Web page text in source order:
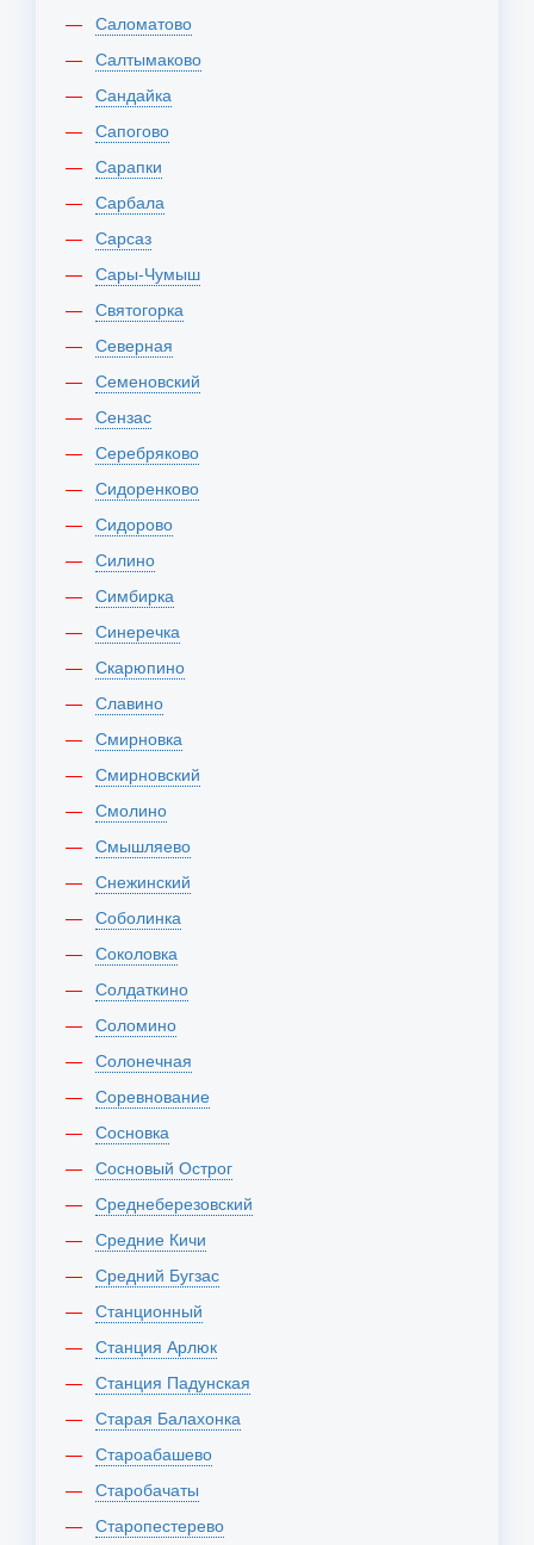
Саломатово
Салтымаково
Сандайка
Сапогово
Сарапки
Сарбала
Сарсаз
Сары-Чумыш
Святогорка
Северная
Семеновский
Сензас
Серебряково
Сидоренково
Сидорово
Силино
Симбирка
Синеречка
Скарюпино
Славино
Смирновка
Смирновский
Смолино
Смышляево
Снежинский
Соболинка
Соколовка
Солдаткино
Соломино
Солонечная
Соревнование
Сосновка
Сосновый Острог
Среднеберезовский
Средние Кичи
Средний Бугзас
Станционный
Станция Арлюк
Станция Падунская
Старая Балахонка
Староабашево
Старобачаты
Старопестерево